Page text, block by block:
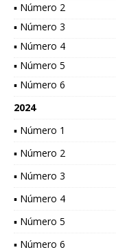
▪ Número 2
▪ Número 3
▪ Número 4
▪ Número 5
▪ Número 6
2024
▪ Número 1
▪ Número 2
▪ Número 3
▪ Número 4
▪ Número 5
▪ Número 6